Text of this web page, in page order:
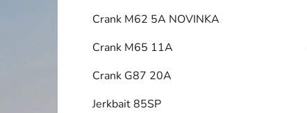
Crank M62 5A NOVINKA
Crank M65 11A
Crank G87 20A
Jerkbait 85SP